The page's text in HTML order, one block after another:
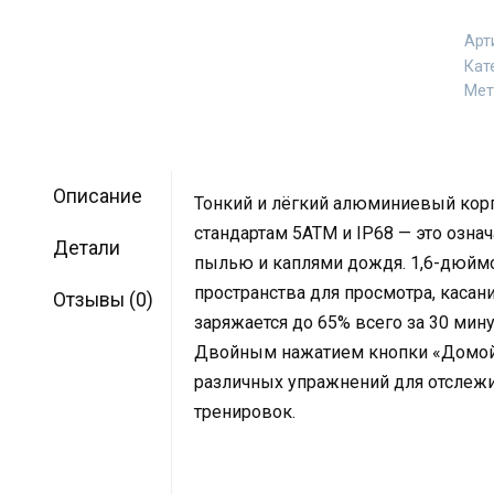
Описание
Детали
Отзывы (0)
Тонкий и лёгкий алюминиевый
стандартам 5ATM и IP68 — это
пылью и каплями дождя. 1,6-
пространства для просмотра,
заряжается до 65% всего за 30
Двойным нажатием кнопки
различных упражнений для
тренировок.